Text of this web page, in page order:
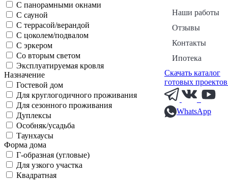
Наши работы
Отзывы
Контакты
Ипотека
Скачать каталог
готовых
WhatsApp
С панорамными окнами
С сауной
С террасой/верандой
С цоколем/подвалом
С эркером
Со вторым светом
Эксплуатируемая кровля
Назначение
Гостевой дом
Для круглогодичного проживания
Для сезонного проживания
Дуплексы
Особняк/усадьба
Таунхаусы
Форма дома
Г-образная (угловые)
Для узкого участка
Квадратная